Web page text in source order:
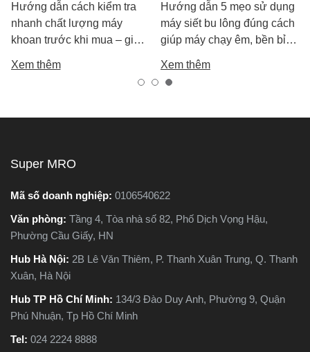
Hướng dẫn cách kiểm tra
nhanh chất lượng máy
khoan trước khi mua – giúp
tốt, bền, hoạt động ổn định,
Xem thêm
Hướng dẫn 5 mẹo sử dụng
máy siết bu lông đúng cách
giúp máy chạy êm, bền bỉ
biến khiến máy nhanh hỏng
và kém hiệu suất.
Xem thêm
Super MRO
Mã số doanh nghiệp: 0106540622
Văn phòng: Tầng 4, Tòa nhà số 82, Phố Dịch Vọng Hậu,
Phường Cầu Giấy, HN
Hub Hà Nội: 2B Lê Văn Thiêm, P. Thanh Xuân Trung, Q. Thanh
Xuân, Hà Nội
Hub TP Hồ Chí Minh: 134/3 Đào Duy Anh, Phường 9, Quận
Phú Nhuận, Tp Hồ Chí Minh
Tel: 024 2224 8888